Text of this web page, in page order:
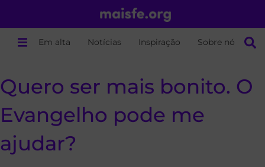
Em alta Notícias Inspiração Sobre nós
Quero ser mais bonito. O
Evangelho pode me
ajudar?